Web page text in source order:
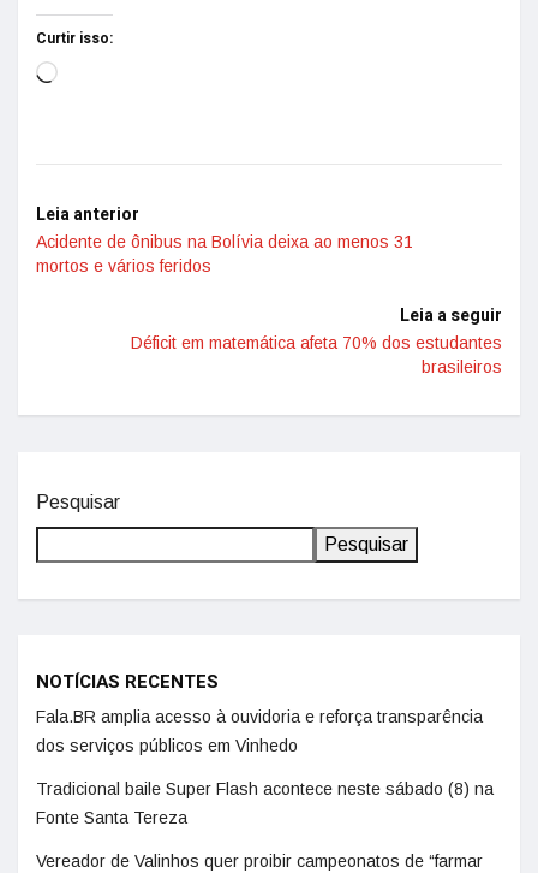
Curtir isso:
Leia anterior
Acidente de ônibus na Bolívia deixa ao menos 31
mortos e vários feridos
Leia a seguir
Déficit em matemática afeta 70% dos estudantes
brasileiros
Pesquisar
Pesquisar
NOTÍCIAS RECENTES
Fala.BR amplia acesso à ouvidoria e reforça transparência
dos serviços públicos em Vinhedo
Tradicional baile Super Flash acontece neste sábado (8) na
Fonte Santa Tereza
Vereador de Valinhos quer proibir campeonatos de “farmar